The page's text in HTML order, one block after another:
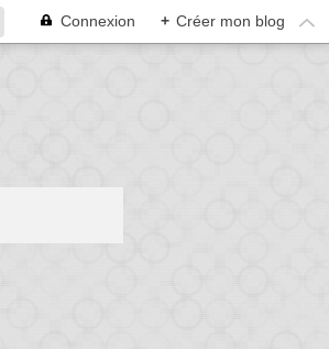
Connexion + Créer mon blog